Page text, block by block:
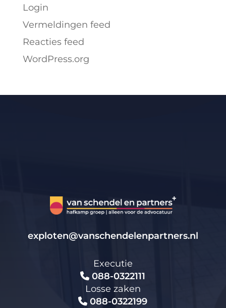
Login
Vermeldingen feed
Reacties feed
WordPress.org
exploten@vanschendelenpartners.nl
Executie
088-0322111
Losse zaken
088-0322199